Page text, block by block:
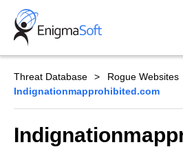
Skip
content
Threat Database
Rogue Websites
Indignationmapprohibited.com